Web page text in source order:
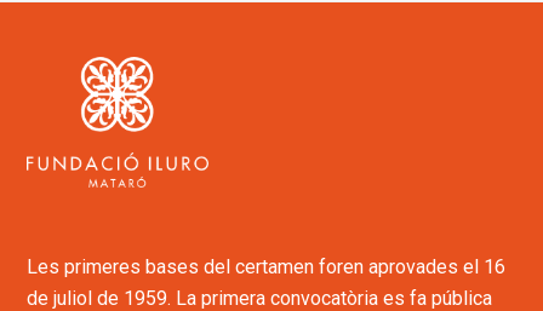
Les primeres bases del certamen foren aprovades el 16
de juliol de 1959. La primera convocatòria es fa pública